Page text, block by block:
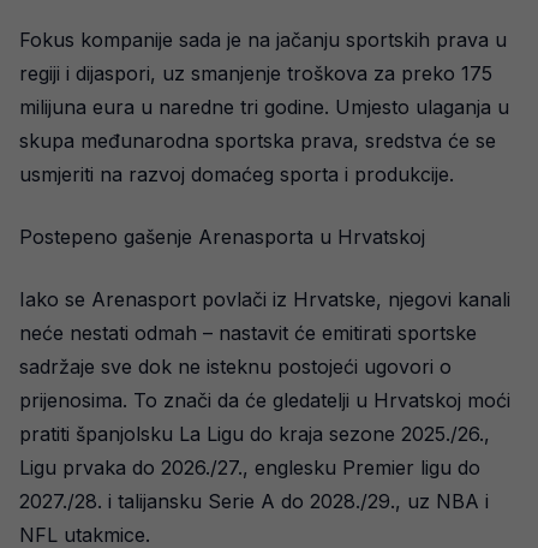
Fokus kompanije sada je na jačanju sportskih prava u
regiji i dijaspori, uz smanjenje troškova za preko 175
milijuna eura u naredne tri godine. Umjesto ulaganja u
skupa međunarodna sportska prava, sredstva će se
usmjeriti na razvoj domaćeg sporta i produkcije.
Postepeno gašenje Arenasporta u Hrvatskoj
Iako se Arenasport povlači iz Hrvatske, njegovi kanali
neće nestati odmah – nastavit će emitirati sportske
sadržaje sve dok ne isteknu postojeći ugovori o
prijenosima. To znači da će gledatelji u Hrvatskoj moći
pratiti španjolsku La Ligu do kraja sezone 2025./26.,
Ligu prvaka do 2026./27., englesku Premier ligu do
2027./28. i talijansku Serie A do 2028./29., uz NBA i
NFL utakmice.